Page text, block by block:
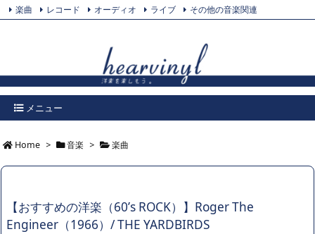
メニュー
楽曲 レコード オーディオ ライブ
その他の音楽関連
Home > 音楽 > 楽曲
【おすすめの洋楽（60’s ROCK）】Roger The
Engineer（1966）/ THE YARDBIRDS